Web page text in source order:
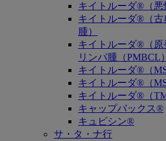
キイトルーダ®（悪
キイトルーダ®（
腫）
キイトルーダ®（
リンパ腫（PMBCL
キイトルーダ®（
キイトルーダ®（
キイトルーダ®（
キャップバックス®
キュビシン®
サ・タ・ナ行